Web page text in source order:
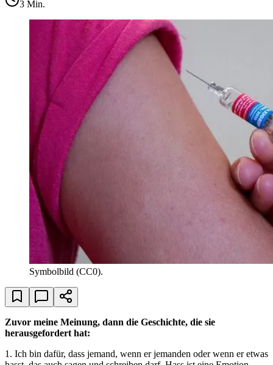
3 Min.
Symbolbild (CC0).
Zuvor meine Meinung, dann die Geschichte, die sie
herausgefordert hat:
1. Ich bin dafür, dass jemand, wenn er jemanden oder wenn er etwas